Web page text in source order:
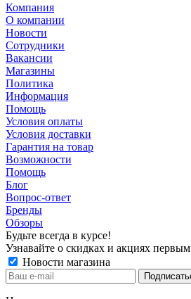
Компания
О компании
Новости
Сотрудники
Вакансии
Магазины
Политика
Информация
Помощь
Условия оплаты
Условия доставки
Гарантия на товар
Возможности
Помощь
Блог
Вопрос-ответ
Бренды
Обзоры
Будьте всегда в курсе!
Узнавайте о скидках и акциях первым
Новости магазина